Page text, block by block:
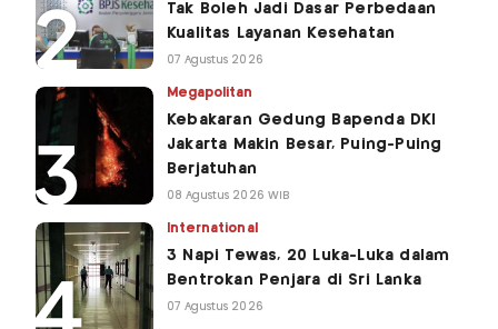
Tak Boleh Jadi Dasar Perbedaan
Kualitas Layanan Kesehatan
07 Agustus 2026
Megapolitan
Kebakaran Gedung Bapenda DKI
Jakarta Makin Besar, Puing-Puing
Berjatuhan
08 Agustus 2026 WIB
International
3 Napi Tewas, 20 Luka-Luka dalam
Bentrokan Penjara di Sri Lanka
07 Agustus 2026